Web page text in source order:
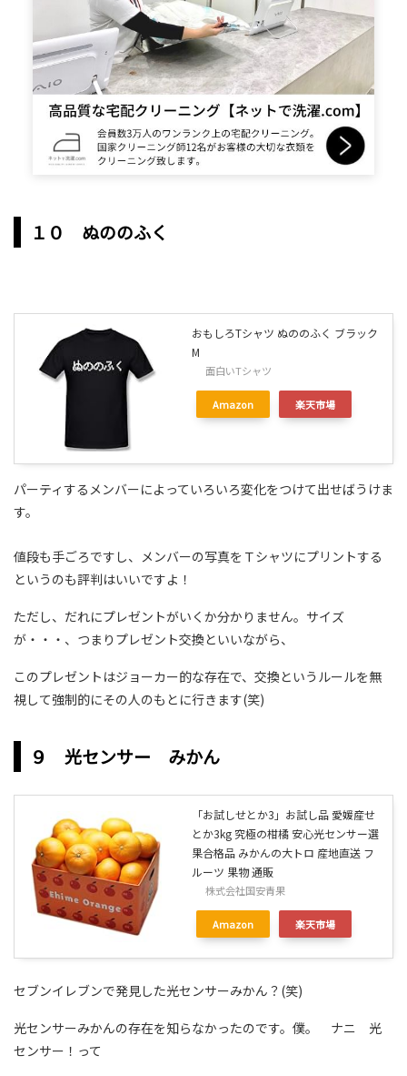
１０ ぬののふく
おもしろTシャツ ぬののふく ブラック
M
面白いTシャツ
Amazon 楽天市場
パーティするメンバーによっていろいろ変化をつけて出せばうけま
す。
値段も手ごろですし、メンバーの写真をＴシャツにプリントする
というのも評判はいいですよ！
ただし、だれにプレゼントがいくか分かりません。サイズ
が・・・、つまりプレゼント交換といいながら、
このプレゼントはジョーカー的な存在で、交換というルールを無
視して強制的にその人のもとに行きます(笑)
９ 光センサー みかん
「お試しせとか3」お試し品 愛媛産せ
とか3kg 究極の柑橘 安心光センサー選
果合格品 みかんの大トロ 産地直送 フ
ルーツ 果物 通販
株式会社国安青果
Amazon 楽天市場
セブンイレブンで発見した光センサーみかん？(笑)
光センサーみかんの存在を知らなかったのです。僕。 ナニ 光
センサー！って